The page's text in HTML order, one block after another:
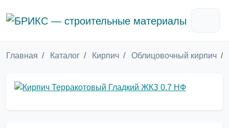
Главная Каталог Кирпич Облицовочный кирпич